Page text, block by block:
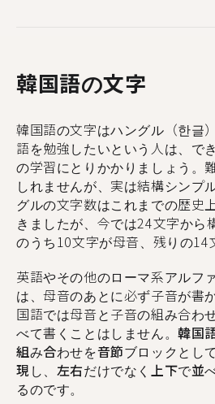
韓国語の文字
韓国語の文字はハングル（한글
語を勉強したいという人は、で
の学習にとりかかりましょう。
しれませんが、実は結構シンプ
グルの文字数はこれまでの歴史
きましたが、今では24文字から
のうち10文字が母音、残りの14
英語やその他のローマ系アルフ
は、母音のあとに必ず子音が書
国語では母音と子音の組み合わ
べて書くことはしません。韓国
組み合わせを音節ブロックとし
現し、左右だけでなく上下で並
るのです。